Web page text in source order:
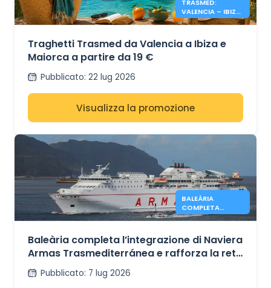
TRASMED:
VALENCIA – IBIZA
E MAIORCA DA 19
Traghetti Trasmed da Valencia a Ibiza e
Maiorca a partire da 19 €
Pubblicato: 22 lug 2026
Visualizza la promozione
BALEÀRIA
COMPLETA
L’INTEGRAZIONE
Baleària completa l’integrazione di Naviera
Armas Trasmediterránea e rafforza la rete
di collegamenti tra la Spagna e il Nord
Africa
Pubblicato: 7 lug 2026